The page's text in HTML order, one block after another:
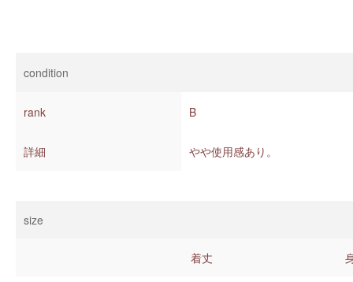
condition
rank B
詳細 やや使用感あり。
size
着丈